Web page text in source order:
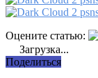
Оцените статью:
Загрузка...
Поделиться